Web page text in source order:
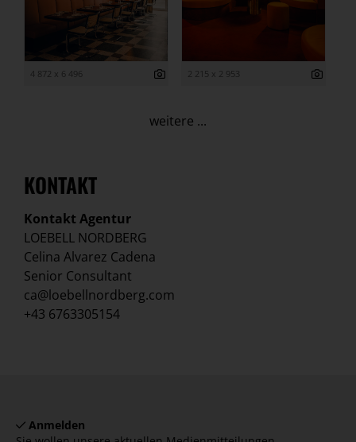
4 872 x 6 496 2 215 x 2 953
weitere ...
KONTAKT
Kontakt Agentur
LOEBELL NORDBERG
Celina Alvarez Cadena
Senior Consultant
ca@loebellnordberg.com
+43 6763305154
Anmelden